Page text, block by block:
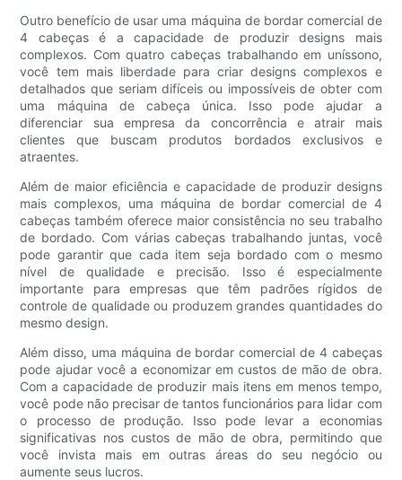
Outro benefício de usar uma máquina de bordar comercial de
4 cabeças é a capacidade de produzir designs mais
complexos. Com quatro cabeças trabalhando em uníssono,
você tem mais liberdade para criar designs complexos e
detalhados que seriam difíceis ou impossíveis de obter com
uma máquina de cabeça única. Isso pode ajudar a
diferenciar sua empresa da concorrência e atrair mais
clientes que buscam produtos bordados exclusivos e
atraentes.
Além de maior eficiência e capacidade de produzir designs
mais complexos, uma máquina de bordar comercial de 4
cabeças também oferece maior consistência no seu trabalho
de bordado. Com várias cabeças trabalhando juntas, você
pode garantir que cada item seja bordado com o mesmo
nível de qualidade e precisão. Isso é especialmente
importante para empresas que têm padrões rígidos de
controle de qualidade ou produzem grandes quantidades do
mesmo design.
Além disso, uma máquina de bordar comercial de 4 cabeças
pode ajudar você a economizar em custos de mão de obra.
Com a capacidade de produzir mais itens em menos tempo,
você pode não precisar de tantos funcionários para lidar com
o processo de produção. Isso pode levar a economias
significativas nos custos de mão de obra, permitindo que
você invista mais em outras áreas do seu negócio ou
aumente seus lucros.